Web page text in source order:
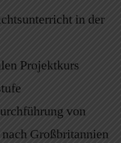
in der
Projektkurs
von
Großbritannien